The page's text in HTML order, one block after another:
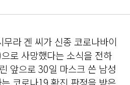
무라 겐 씨가 신종 코로나바이
로 사망했다는 소식을 전하
앞으로 30일 마스크 쓴 남성